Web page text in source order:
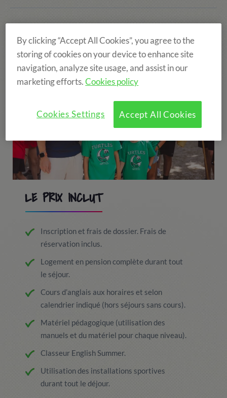
LE PRIX INCLUT
Inscription et frais de dossier. Frais de
réservation inclus.
Logement en pension complète durant tout
le séjour.
Cours d’anglais aux horaires et selon
calendrier indiqué (hors séjours sans cours).
Matériel pédagogique (utilisation des
manuels et du matériel pour chaque niveau).
Classeur English Summer.
Utilisation des installations sportives
durant tout le déjour.
By clicking “Accept All Cookies”, you agree to the
storing of cookies on your device to enhance site
navigation, analyze site usage, and assist in our
marketing efforts.Cookies policy
Accept All Cookies
Cookies Settings